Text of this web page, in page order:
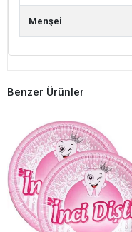
Menşei
Benzer Ürünler